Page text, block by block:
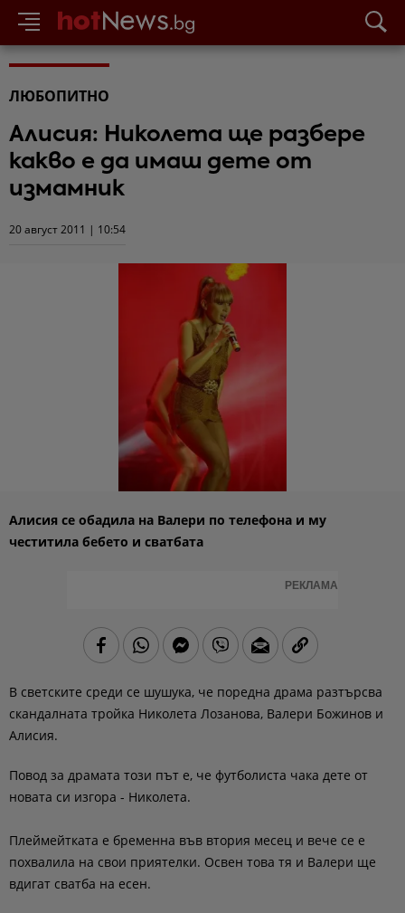
ЛЮБОПИТНО
Алисия: Николета ще разбере
какво е да имаш дете от
измамник
20 август 2011 | 10:54
Алисия се обадила на Валери по телефона и му
честитила бебето и сватбата
РЕКЛАМА
В светските среди се шушука, че поредна драма разтърсва
скандалната тройка Николета Лозанова, Валери Божинов и
Алисия.
Повод за драмата този път е, че футболиста чака дете от
новата си изгора - Николета.
Плеймейтката е бременна във втория месец и вече се е
похвалила на свои приятелки. Освен това тя и Валери ще
вдигат сватба на есен.